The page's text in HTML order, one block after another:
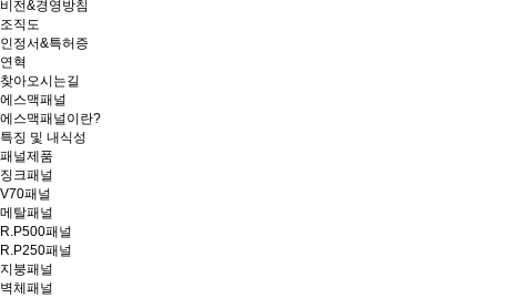
비전&경영방침
조직도
인정서&특허증
연혁
찾아오시는길
에스맥패널
에스맥패널이란?
특징 및 내식성
패널제품
징크패널
V70패널
메탈패널
R.P500패널
R.P250패널
지붕패널
벽체패널